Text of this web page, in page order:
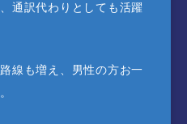
通訳代わりとしても活躍
線も増え、男性の方お一